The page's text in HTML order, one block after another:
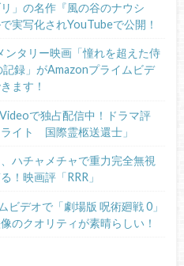
リ」の名作『風の谷のナウシ
実写化されYouTubeで公開！
ンタリー映画「憧れを超えた侍
記録」がAmazonプライムビデ
ます！
で独占配信中！ドラマ評
ライト 国際霊柩送還士」
ハチャメチャで重力完全無視
！映画評「RRR」
ビデオで「劇場版 呪術廻戦 0」
のクオリティが素晴らしい！